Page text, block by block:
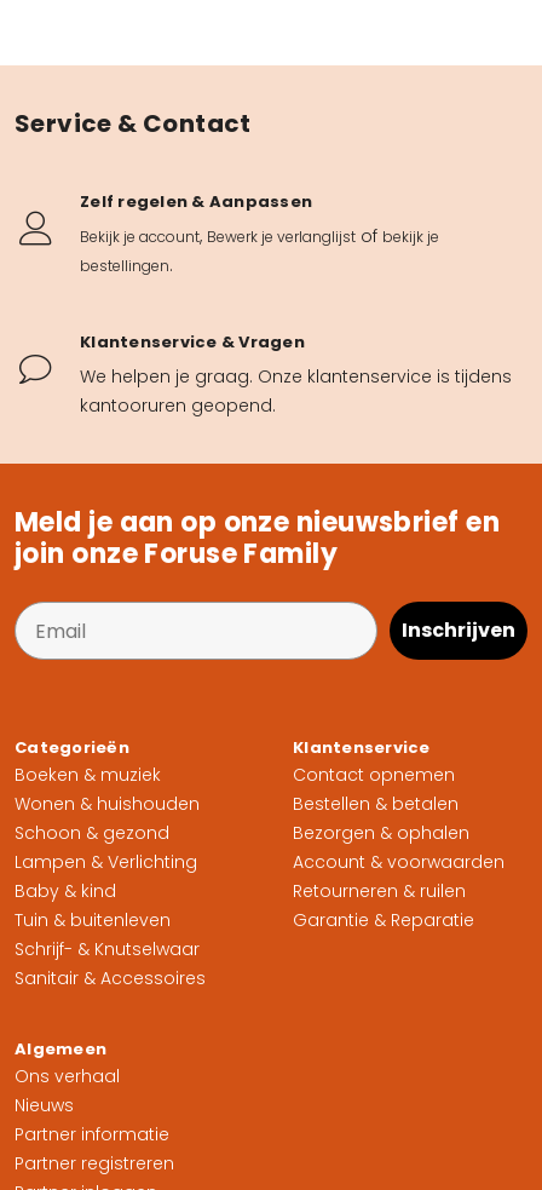
Service & Contact
Zelf regelen & Aanpassen
Bekijk je account, Bewerk je verlanglijst of bekijk je
bestellingen.
Klantenservice & Vragen
We helpen je graag. Onze klantenservice is tijdens
kantooruren geopend.
Meld je aan op onze nieuwsbrief en
join onze Foruse Family
Inschrijven
Categorieën
Boeken & muziek
Wonen & huishouden
Schoon & gezond
Lampen & Verlichting
Baby & kind
Tuin & buitenleven
Schrijf- & Knutselwaar
Sanitair & Accessoires
Klantenservice
Contact opnemen
Bestellen & betalen
Bezorgen & ophalen
Account & voorwaarden
Retourneren & ruilen
Garantie & Reparatie
Algemeen
Ons verhaal
Nieuws
Partner informatie
Partner registreren